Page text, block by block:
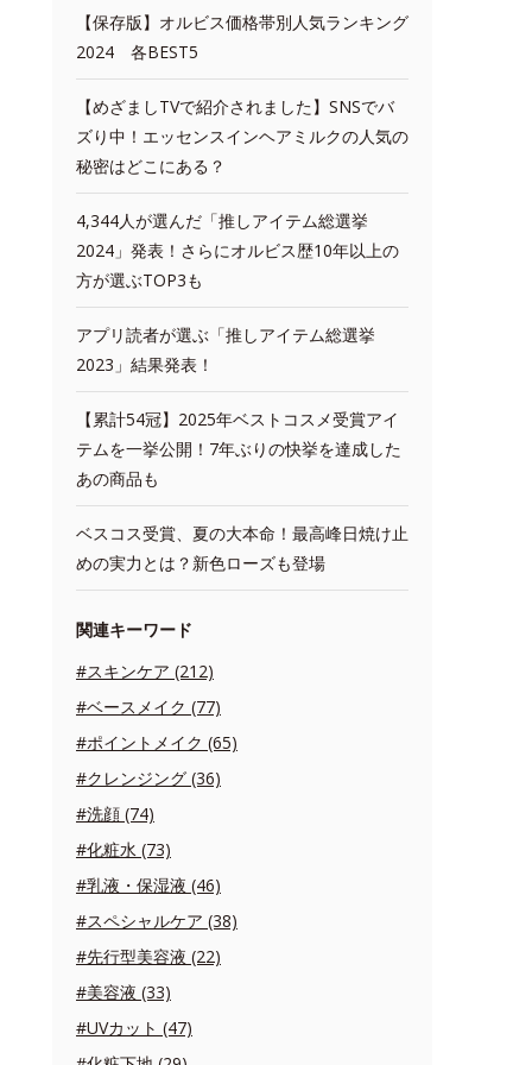
【保存版】オルビス価格帯別人気ランキング
2024 各BEST5
【めざましTVで紹介されました】SNSでバ
ズり中！エッセンスインヘアミルクの人気の
秘密はどこにある？
4,344人が選んだ「推しアイテム総選挙
2024」発表！さらにオルビス歴10年以上の
方が選ぶTOP3も
アプリ読者が選ぶ「推しアイテム総選挙
2023」結果発表！
【累計54冠】2025年ベストコスメ受賞アイ
テムを一挙公開！7年ぶりの快挙を達成した
あの商品も
ベスコス受賞、夏の大本命！最高峰日焼け止
めの実力とは？新色ローズも登場
関連キーワード
#スキンケア (212)
#ベースメイク (77)
#ポイントメイク (65)
#クレンジング (36)
#洗顔 (74)
#化粧水 (73)
#乳液・保湿液 (46)
#スペシャルケア (38)
#先行型美容液 (22)
#美容液 (33)
#UVカット (47)